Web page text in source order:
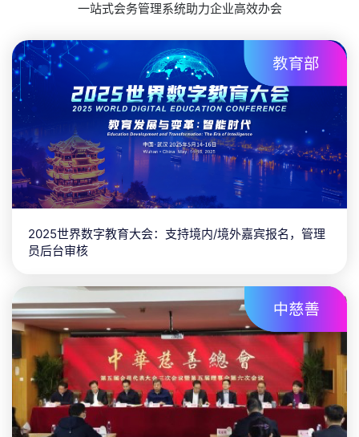
一站式会务管理系统助力企业高效办会
2025世界数字教育大会：支持境内/境外嘉宾报名，管理
员后台审核